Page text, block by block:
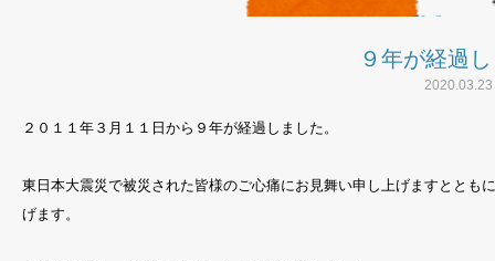
９年が経過
2020.03.23
２０１１年３月１１日から９年が経過しました。
東日本大震災で被災された皆様のご心痛にお見舞い申し上げますととも
げます。